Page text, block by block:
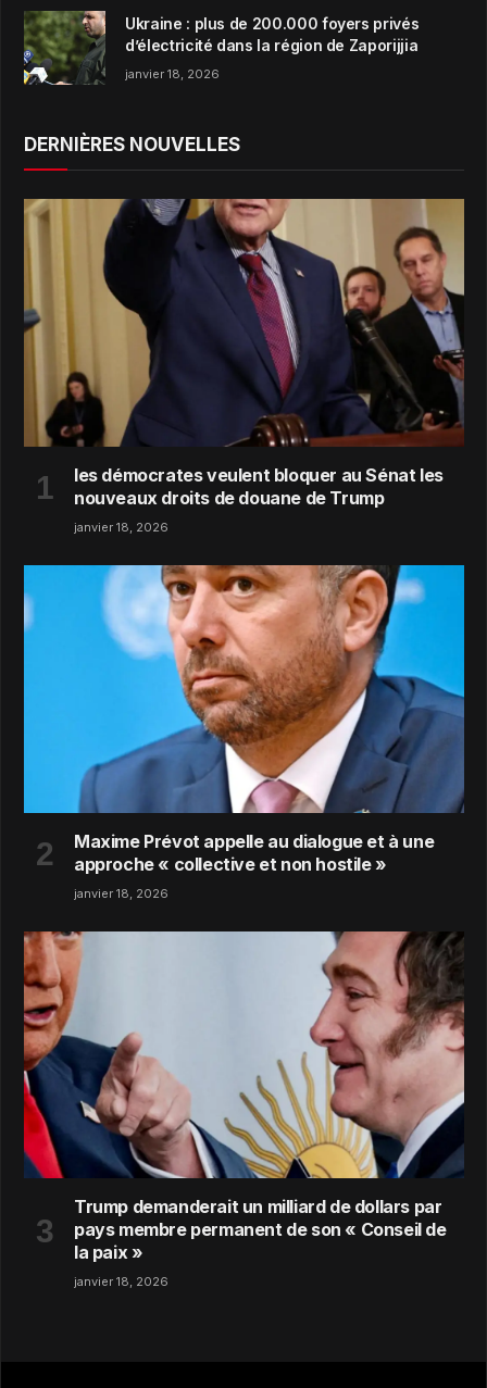
Ukraine : plus de 200.000 foyers privés
d’électricité dans la région de Zaporijjia
janvier 18, 2026
DERNIÈRES NOUVELLES
les démocrates veulent bloquer au Sénat les
nouveaux droits de douane de Trump
janvier 18, 2026
Maxime Prévot appelle au dialogue et à une
approche « collective et non hostile »
janvier 18, 2026
Trump demanderait un milliard de dollars par
pays membre permanent de son « Conseil de
la paix »
janvier 18, 2026